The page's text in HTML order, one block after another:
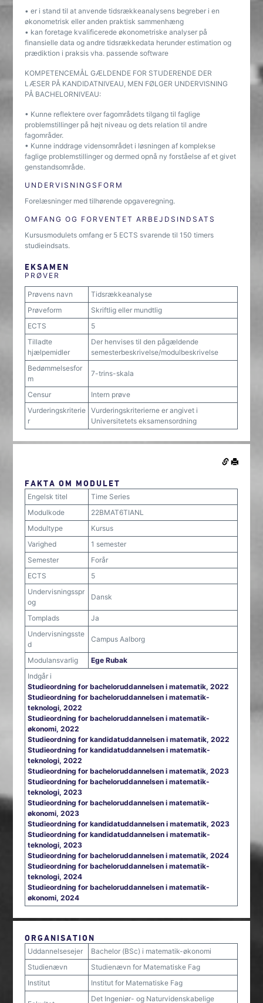
• er i stand til at anvende tidsrækkeanalysens begreber i en
økonometrisk eller anden praktisk sammenhæng
• kan foretage kvalificerede økonometriske analyser på
finansielle data og andre tidsrækkedata herunder estimation og
prædiktion i praksis vha. passende software
KOMPETENCEMÅL GÆLDENDE FOR STUDERENDE DER
LÆSER PÅ KANDIDATNIVEAU, MEN FØLGER UNDERVISNING
PÅ BACHELORNIVEAU:
• Kunne reflektere over fagområdets tilgang til faglige
problemstillinger på højt niveau og dets relation til andre
fagområder.
• Kunne inddrage vidensområdet i løsningen af komplekse
faglige problemstillinger og dermed opnå ny forståelse af et givet
genstandsområde.
UNDERVISNINGSFORM
Forelæsninger med tilhørende opgaveregning.
OMFANG OG FORVENTET ARBEJDSINDSATS
Kursusmodulets omfang er 5 ECTS svarende til 150 timers
studieindsats.
EKSAMEN
PRØVER
Prøvens navn
Tidsrækkeanalyse
Prøveform
Skriftlig eller mundtlig
ECTS
5
Tilladte
hjælpemidler
Der henvises til den pågældende
semesterbeskrivelse/modulbeskrivelse
Bedømmelsesfor
m
7-trins-skala
Censur
Intern prøve
Vurderingskriterie
r
Vurderingskriterierne er angivet i
Universitetets eksamensordning
FAKTA OM MODULET
Engelsk titel
Time Series
Modulkode
22BMAT6TIANL
Modultype
Kursus
Varighed
1 semester
Semester
Forår
ECTS
5
Undervisningsspr
og
Dansk
Tomplads
Ja
Undervisningsste
d
Campus Aalborg
Modulansvarlig
Ege Rubak
Indgår i
Studieordning for bacheloruddannelsen i matematik, 2022
Studieordning for bacheloruddannelsen i matematik-
teknologi, 2022
Studieordning for bacheloruddannelsen i matematik-
økonomi, 2022
Studieordning for kandidatuddannelsen i matematik, 2022
Studieordning for kandidatuddannelsen i matematik-
teknologi, 2022
Studieordning for bacheloruddannelsen i matematik, 2023
Studieordning for bacheloruddannelsen i matematik-
teknologi, 2023
Studieordning for bacheloruddannelsen i matematik-
økonomi, 2023
Studieordning for kandidatuddannelsen i matematik, 2023
Studieordning for kandidatuddannelsen i matematik-
teknologi, 2023
Studieordning for bacheloruddannelsen i matematik, 2024
Studieordning for bacheloruddannelsen i matematik-
teknologi, 2024
Studieordning for bacheloruddannelsen i matematik-
økonomi, 2024
ORGANISATION
Uddannelsesejer
Bachelor (BSc) i matematik-økonomi
Studienævn
Studienævn for Matematiske Fag
Institut
Institut for Matematiske Fag
Det Ingeniør- og Naturvidenskabelige